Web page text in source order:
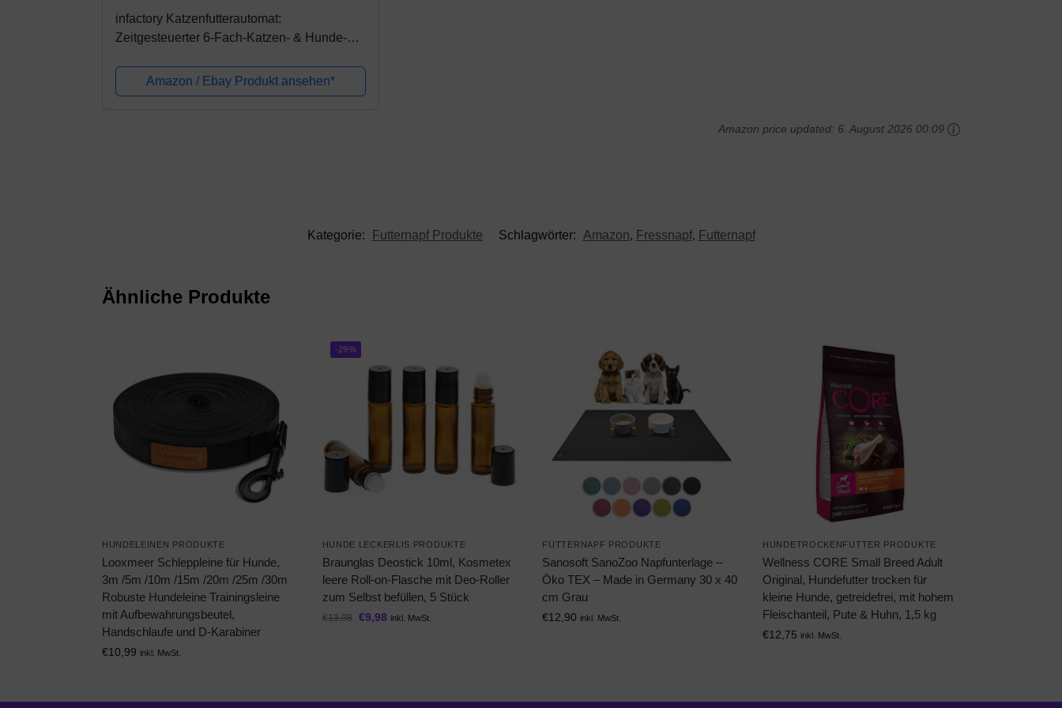
infactory Katzenfutterautomat:
Zeitgesteuerter 6-Fach-Katzen- & Hunde-
Amazon / Ebay Produkt ansehen*
Amazon price updated: 6. August 2026 00:09
Kategorie: Futternapf Produkte Schlagwörter: Amazon, Fressnapf, Futternapf
Ähnliche Produkte
HUNDELEINEN PRODUKTE
Looxmeer Schleppleine für Hunde,
3m /5m /10m /15m /20m /25m /30m
Robuste Hundeleine Trainingsleine
mit Aufbewahrungsbeutel,
Handschlaufe und D-Karabiner
€10,99 inkl. MwSt.
-29%
HUNDE LECKERLIS PRODUKTE
Braunglas Deostick 10ml, Kosmetex
leere Roll-on-Flasche mit Deo-Roller
zum Selbst befüllen, 5 Stück
€13,98 €9,98 inkl. MwSt.
FUTTERNAPF PRODUKTE
Sanosoft SanoZoo Napfunterlage –
Öko TEX – Made in Germany 30 x 40
cm Grau
€12,90 inkl. MwSt.
HUNDETROCKENFUTTER PRODUKTE
Wellness CORE Small Breed Adult
Original, Hundefutter trocken für
kleine Hunde, getreidefrei, mit hohem
Fleischanteil, Pute & Huhn, 1,5 kg
€12,75 inkl. MwSt.